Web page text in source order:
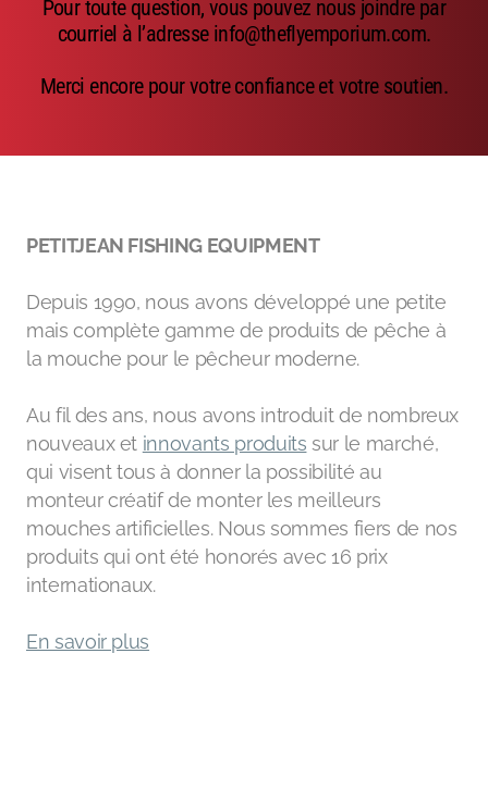
Pour toute question, vous pouvez nous joindre par
courriel à l’adresse info@theflyemporium.com.
Merci encore pour votre confiance et votre soutien.
PETITJEAN FISHING EQUIPMENT
Depuis 1990, nous avons développé une petite
mais complète gamme de produits de pêche à
la mouche pour le pêcheur moderne.
Au fil des ans, nous avons introduit de nombreux
nouveaux et innovants produits sur le marché,
qui visent tous à donner la possibilité au
monteur créatif de monter les meilleurs
mouches artificielles. Nous sommes fiers de nos
produits qui ont été honorés avec 16 prix
internationaux.
En savoir plus
Emerger
Accessoires de pêche